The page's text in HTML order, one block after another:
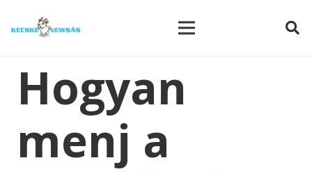
Hogyan
menj a